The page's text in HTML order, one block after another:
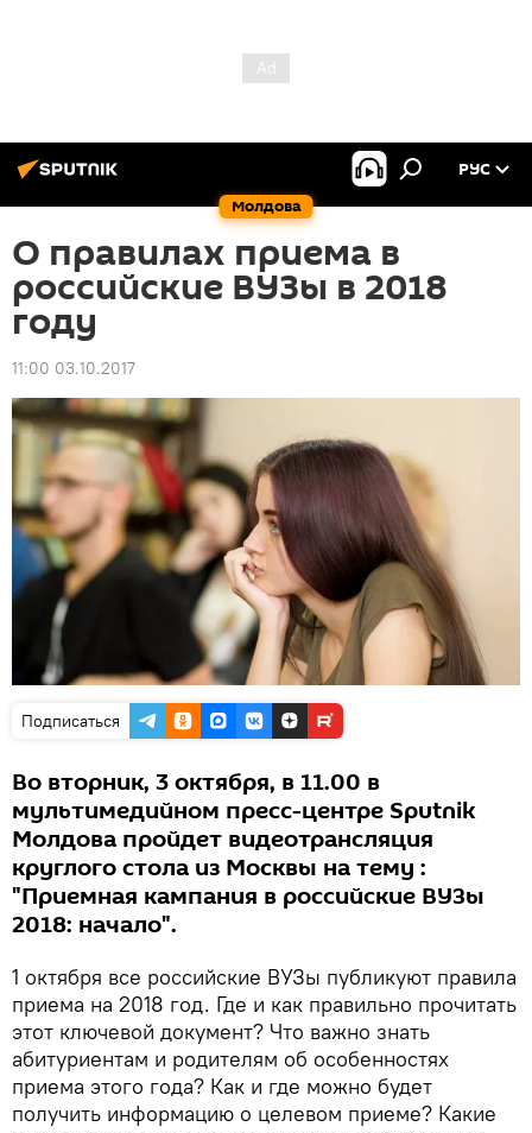
Молдова
РУС
О правилах приема в
российские ВУЗы в 2018
году
11:00 03.10.2017
Подписаться
Во вторник, 3 октября, в 11.00 в
мультимедийном пресс-центре Sputnik
Молдова пройдет видеотрансляция
круглого стола из Москвы на тему :
"Приемная кампания в российские ВУЗы
2018: начало".
1 октября все российские ВУЗы публикуют правила
приема на 2018 год. Где и как правильно прочитать
этот ключевой документ? Что важно знать
абитуриентам и родителям об особенностях
приема этого года? Как и где можно будет
получить информацию о целевом приеме? Какие